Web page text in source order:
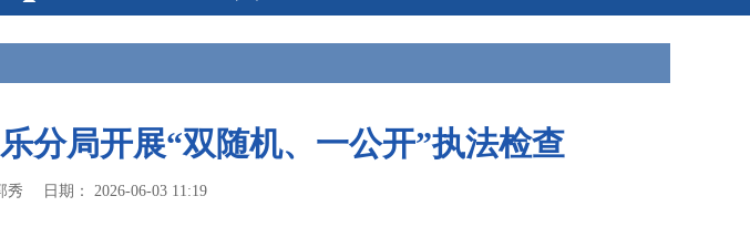
分局开展“双随机、一公开”执法检查
秀 日期： 2026-06-03 11:19